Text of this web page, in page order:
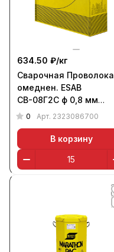
634.50 ₽/кг
Сварочная Проволока
омеднен. ESAB
СВ-08Г2С ф 0,8 мм
(кассета 15 кг)
0 Арт. 2323086700
В корзину